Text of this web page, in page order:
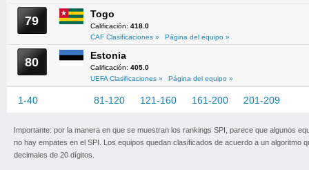
79 Togo
Calificación: 418.0
CAF Clasificaciones »
Página del equipo »
80 Estonia
Calificación: 405.0
UEFA Clasificaciones »
Página del equipo »
1-40 81-120 121-160 161-200 201-209
Importante: por la manera en que se muestran los rankings SPI, parece que algunos
no hay empates en el SPI. Los equipos quedan clasificados de acuerdo a un algoritmo
decimales de 20 dígitos.